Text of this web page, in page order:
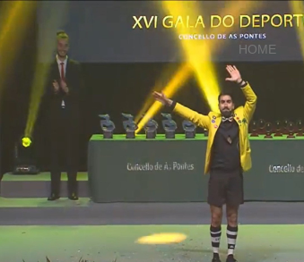
HOME